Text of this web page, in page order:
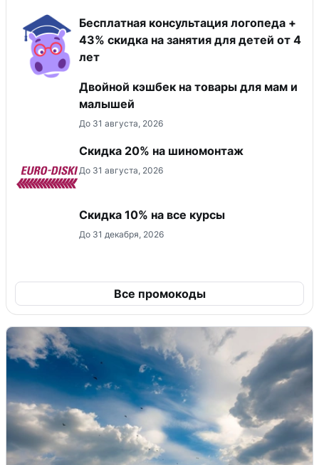
Бесплатная консультация логопеда +
43% скидка на занятия для детей от 4
лет
Двойной кэшбек на товары для мам и
малышей
До 31 августа, 2026
Скидка 20% на шиномонтаж
До 31 августа, 2026
Скидка 10% на все курсы
До 31 декабря, 2026
Все промокоды